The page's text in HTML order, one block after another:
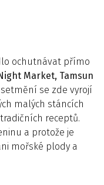
ochutnávat přímo
Market, Tamsun
setmění se zde vyrojí
malých stáncích
receptů.
a protože je
mořské plody a